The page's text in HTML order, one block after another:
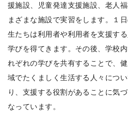
援施設、児童発達支援施設、老人
まざまな施設で実習をします。１
生たちは利用者や利用者を支援す
学びを得てきます。その後、学校
れぞれの学びを共有することで、
域でたくましく生活する人々につ
り、支援する役割があることに気
なっています。